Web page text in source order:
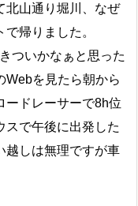
北山通り堀川、なぜ
帰りました。
ついかなぁと思った
Webを見たら朝から
ードレーサーで8h位
スで午後に出発した
越しは無理ですが車